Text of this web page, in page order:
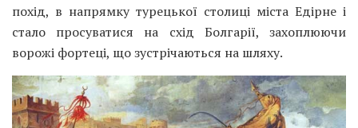
похід, в напрямку турецької столиці міста Едірне і
стало просуватися на схід Болгарії, захоплюючи
ворожі фортеці, що зустрічаються на шляху.